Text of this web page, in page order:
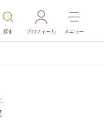
探す プロフィール メニュー